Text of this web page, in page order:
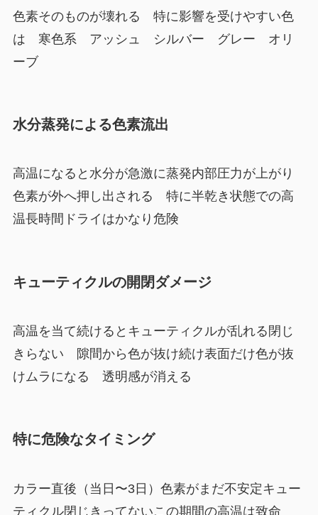
色素そのものが壊れる 特に影響を受けやすい色
は 寒色系 アッシュ シルバー グレー オリ
ーブ
水分蒸発による色素流出
高温になると水分が急激に蒸発内部圧力が上がり
色素が外へ押し出される 特に半乾き状態での高
温長時間ドライはかなり危険
キューティクルの開閉ダメージ
高温を当て続けるとキューティクルが乱れる閉じ
きらない 隙間から色が抜け続け表面だけ色が抜
けムラになる 透明感が消える
特に危険なタイミング
カラー直後（当日〜3日）色素がまだ不安定キュー
ティクル閉じきってないこの期間の高温は致命